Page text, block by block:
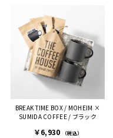
を選んでよかったし他の友
人にもお勧めしたいと感じ
ました。
また、こちら不注意でメー
ルアドレスを誤って入力し
登録してログインできなく
困った際にも、迅速に回答
連絡があり大変助かりまし
BREAK TIME BOX / MOHEIM ×
SUMIDA COFFEE / ブラック
￥6,930 （税込）